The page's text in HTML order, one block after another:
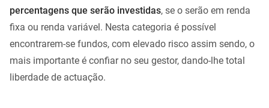
percentagens que serão investidas, se o serão em renda
fixa ou renda variável. Nesta categoria é possível
encontrarem-se fundos, com elevado risco assim sendo, o
mais importante é confiar no seu gestor, dando-lhe total
liberdade de actuação.